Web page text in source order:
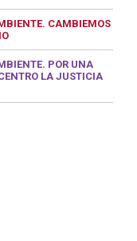
CAMBIEMOS
POR UNA
LA JUSTICIA